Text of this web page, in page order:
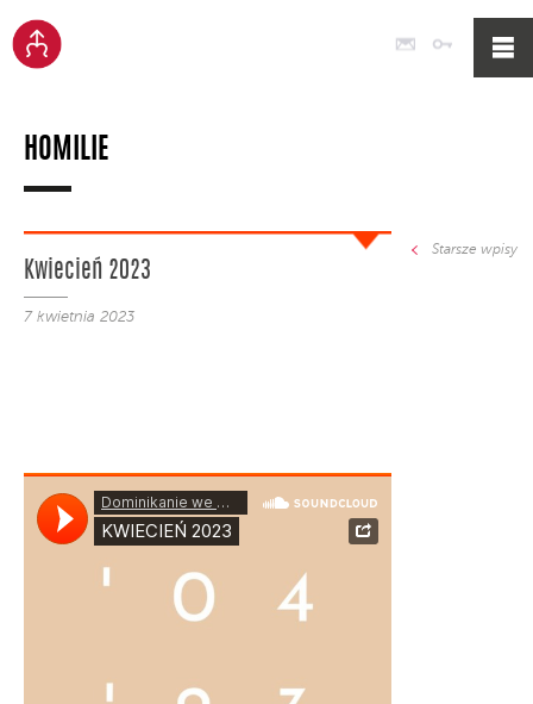
Poczta
HOMILIE
Kwiecień 2023
7 kwietnia 2023
Starsze wpisy